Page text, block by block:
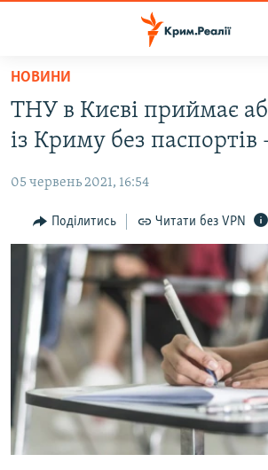
Перейти
основного
матеріалу
Перейти
до
навігації
Перейти
пошуку
ВІДЕО ТА ФОТО
ПОЛІТИКА
БЛОГИ
ПОГЛЯД
ІНТЕРВ'Ю
ВСЕ ЗА ДЕНЬ
СПЕЦПРОЕКТИ
ДЕПОРТАЦІЯ
ВІДЕОУРОКИ «ELIFBE»
СВІДЧЕННЯ ОКУПАЦІЇ
ЯК ОБІЙТИ БЛОКУВАННЯ
Русский
Qırımtatar
НОВИНИ
ТНУ в Києві приймає
із Криму без паспортів
05 червень 2021, 16:54
Поділитись Читати без VPN